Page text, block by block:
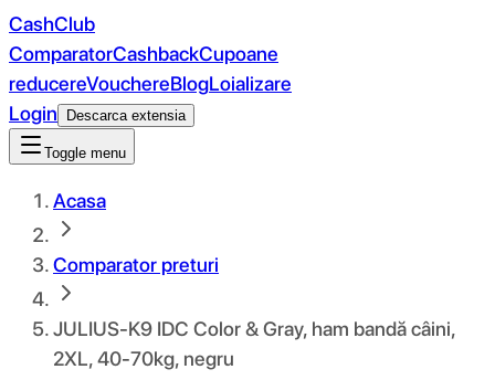
CashClub
ComparatorCashbackCupoane
reducereVouchereBlogLoializare
Login
Descarca extensia
Toggle menu
Acasa
Comparator preturi
JULIUS-K9 IDC Color & Gray, ham bandă câini,
2XL, 40-70kg, negru